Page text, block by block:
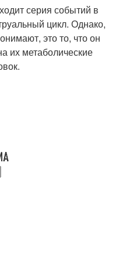
серия событий в
цикл. Однако,
это то, что он
их метаболические